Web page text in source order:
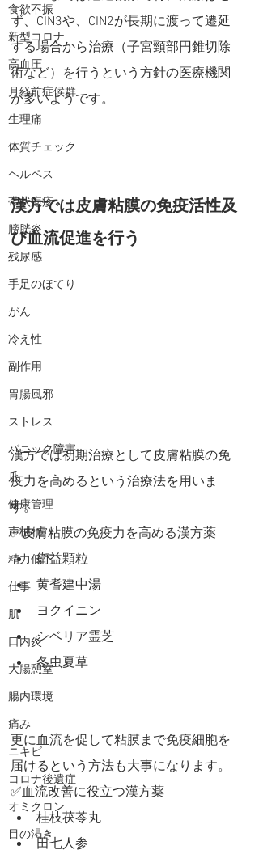
食欲不振
新型コロナ
高血圧
月経前症候群
生理痛
体質チェック
ヘルペス
帯状疱疹
膀胱炎
残尿感
手足のほてり
がん
冷え性
副作用
胃腸風邪
ストレス
パニック障害
爪
健康管理
声枯れ
精力低下
仕事
肌
口内炎
大腸憩室
腸内環境
痛み
ニキビ
コロナ後遺症
オミクロン
目の渇き
ず、CIN3や、CIN2が長期に渡って遷延
する場合から治療（子宮頸部円錐切除
術など）を行うという方針の医療機関
が多いようです。
漢方では皮膚粘膜の免疫活性及
び血流促進を行う
漢方では初期治療として皮膚粘膜の免
疫力を高めるという治療法を用いま
す。
✅皮膚粘膜の免疫力を高める漢方薬
衛益顆粒
黄耆建中湯
ヨクイニン
シベリア霊芝
冬虫夏草
更に血流を促して粘膜まで免疫細胞を
届けるという方法も大事になります。
✅血流改善に役立つ漢方薬
桂枝茯苓丸
田七人参